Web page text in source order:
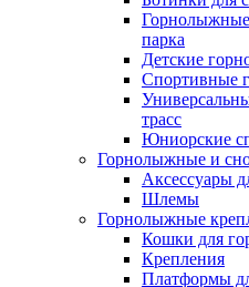
парка
Детские
Спортивные
трасс
Юниорские
Горнолыжные и
Аксессуары
Шлемы
Горнолыжные
Кошки для
Крепления
Платформы